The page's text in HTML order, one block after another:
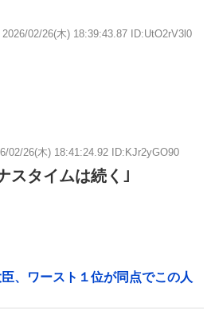
2026/02/26(木) 18:39:43.87 ID:UtO2rV3l0
02/26(木) 18:41:24.92 ID:KJr2yGO90
スタイムは続く｣
、ワースト１位が同点でこの人